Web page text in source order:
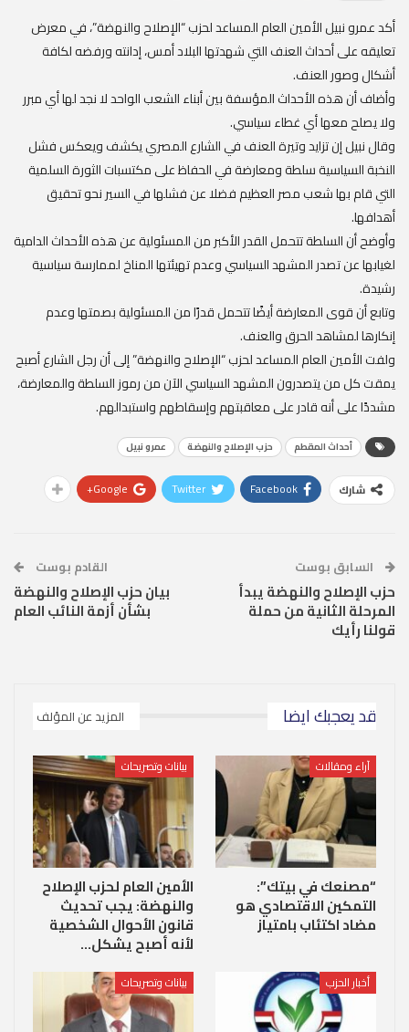
أكد عمرو نبيل الأمين العام المساعد لحزب “الإصلاح والنهضة”، في معرض
تعليقه على أحداث العنف التي شهدتها البلاد أمس، إدانته ورفضه لكافة
أشكال وصور العنف.
وأضاف أن هذه الأحداث المؤسفة بين أبناء الشعب الواحد لا نجد لها أي مبرر
ولا يصلح معها أي غطاء سياسي.
وقال نبيل إن تزايد وتيرة العنف في الشارع المصري يكشف ويعكس فشل
النخبة السياسية سلطة ومعارضة في الحفاظ على مكتسبات الثورة السلمية
التي قام بها شعب مصر العظيم فضلا عن فشلها في السير نحو تحقيق
أهدافها.
وأوضح أن السلطة تتحمل القدر الأكبر من المسئولية عن هذه الأحداث الدامية
لغيابها عن تصدر المشهد السياسي وعدم تهيئتها المناخ لممارسة سياسية
رشيدة.
وتابع أن قوى المعارضة أيضًا تتحمل قدرًا من المسئولية بصمتها وعدم
إنكارها لمشاهد الحرق والعنف.
ولفت الأمين العام المساعد لحزب “الإصلاح والنهضة” إلى أن رجل الشارع أصبح
يمقت كل من يتصدرون المشهد السياسي الآن من رموز السلطة والمعارضة،
مشددًا على أنه قادر على معاقبتهم وإسقاطهم واستبدالهم.
أحداث المقطم حزب الإصلاح والنهضة عمرو نبيل
شارك Facebook
Twitter
Google+
السابق بوست
حزب الإصلاح والنهضة يبدأ
المرحلة الثانية من حملة
قولنا رأيك
القادم بوست
بيان حزب الإصلاح والنهضة
بشأن أزمة النائب العام
قد يعجبك ايضا المزيد عن المؤلف
آراء ومقالات
“مصنعك في بيتك”:
التمكين الاقتصادي هو
مضاد اكتئاب بامتياز
بيانات وتصريحات
الأمين العام لحزب الإصلاح
والنهضة: يجب تحديث
قانون الأحوال الشخصية
لأنه أصبح يشكل…
أخبار الحزب بيانات وتصريحات